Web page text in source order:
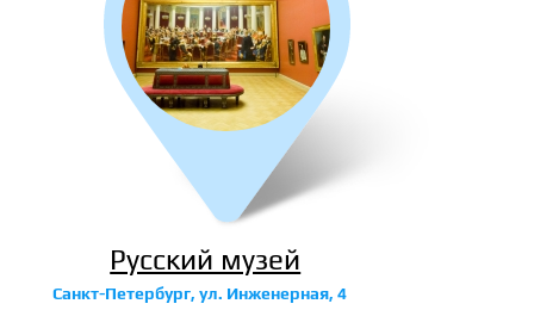
Русский музей
Санкт-Петербург, ул. Инженерная, 4